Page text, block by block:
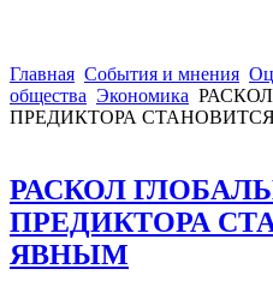
Главная События и мнения
общества Экономика
ПРЕДИКТОРА
РАСКОЛ
ПРЕДИКТОРА
ЯВНЫМ